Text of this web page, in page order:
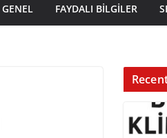
GENEL FAYDALI BILGILER